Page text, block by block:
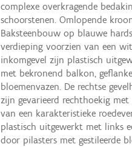
complexe overkragende
schoorstenen. Omlopende
Baksteenbouw op blauwe
verdieping voorzien van een
inkomgevel zijn plastisch
met bekronend balkon,
bloemenvazen. De rechtse
zijn gevarieerd rechthoekig
van een karakteristieke
plastisch uitgewerkt met links
door pilasters met gestileerde